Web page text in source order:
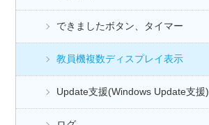
できましたボタン、タイマー
教員機複数ディスプレイ表示
Update支援(Windows Update支援)